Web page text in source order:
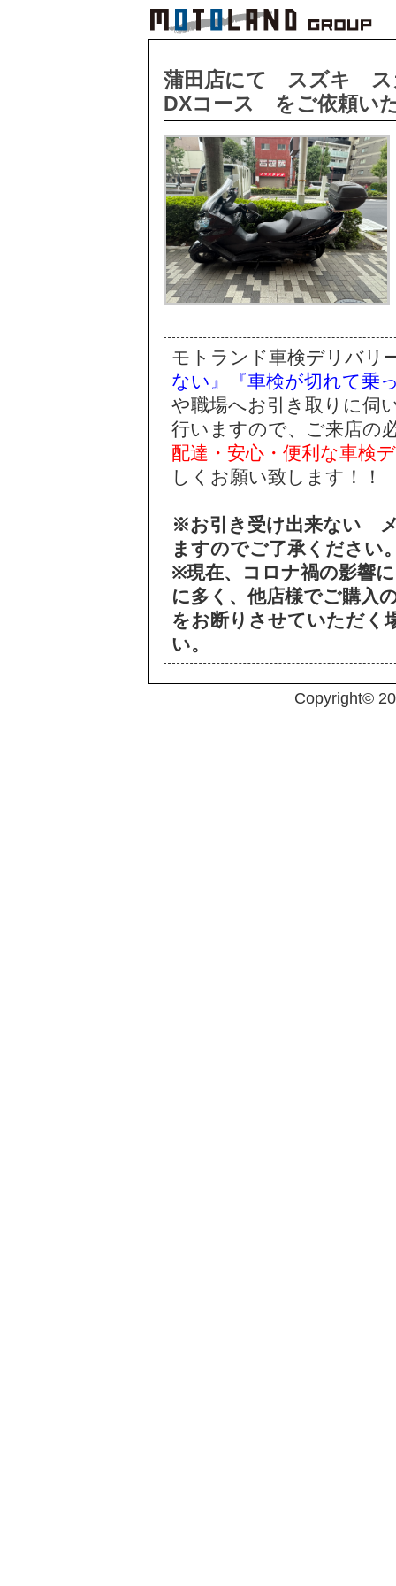
蒲田店にて スズキ ス
DXコース をご依頼い
モトランド車検デリバリ
ない』『車検が切れて乗
や職場へお引き取りに伺
行いますので、ご来店の
配達・安心・便利な車検
しくお願い致します！！
※お引き受け出来ない
ますのでご了承ください
※現在、コロナ禍の影響
に多く、他店様でご購入
をお断りさせていただく
い。
Copyright©